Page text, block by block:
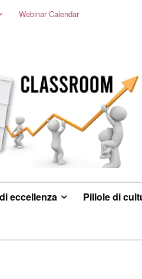
Webinar Calendar
eccellenza Pillole di